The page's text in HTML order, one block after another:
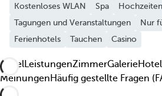
Kostenloses WLAN
Spa
Hochzeiten
Tagungen und Veranstaltungen
Nur
Ferienhotels
Tauchen Casino
HotelLeistungenZimmerGalerie
Meinungen Häufig gestellte Fragen